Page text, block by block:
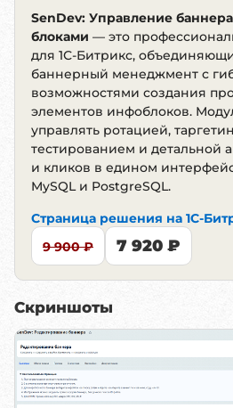
SenDev: Управление
блоками — это
для 1С-Битрикс,
баннерный менеджмент с
возможностями создания
элементов инфоблоков.
управлять ротацией,
тестированием и детальной
и кликов в едином
MySQL и PostgreSQL.
Страница решения на 1С-
9 900 ₽
7 920 ₽
Скриншоты